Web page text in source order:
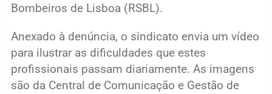
Bombeiros de Lisboa (RSBL).
Anexado à denúncia, o sindicato envia um vídeo
para ilustrar as dificuldades que estes
profissionais passam diariamente. As imagens
são da Central de Comunicação e Gestão de